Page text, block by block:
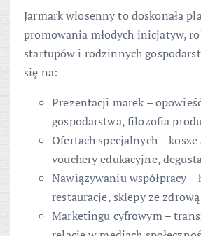
Jarmark wiosenny to doskonała
promowania młodych inicjatyw,
startupów i rodzinnych
się na:
Prezentacji marek –
gospodarstwa, filozofia
Ofertach specjalnych –
vouchery edukacyjne,
Nawiązywaniu współpracy
restauracje, sklepy ze
Marketingu cyfrowym –